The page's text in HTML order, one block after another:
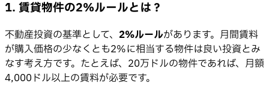
1. 賃貸物件の2%ルールとは？
不動産投資の基準として、 2%ルールがあります。月間賃料
が購入価格の少なくとも2%に相当する物件は良い投資とみ
なす考え方です。たとえば、20万ドルの物件であれば、月額
4,000ドル以上の賃料が必要です。